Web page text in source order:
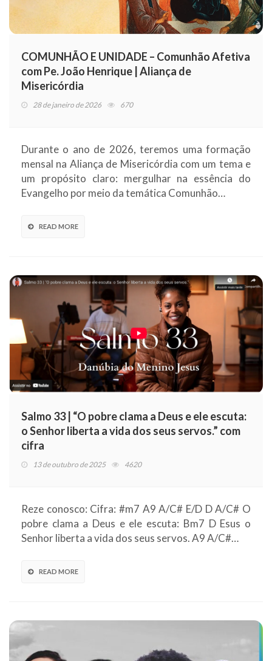
COMUNHÃO E UNIDADE – Comunhão Afetiva
com Pe. João Henrique | Aliança de
Misericórdia
28 de janeiro de 2026 670
Durante o ano de 2026, teremos uma formação
mensal na Aliança de Misericórdia com um tema e
um propósito claro: mergulhar na essência do
Evangelho por meio da temática Comunhão…
READ MORE
Salmo 33 | “O pobre clama a Deus e ele escuta:
o Senhor liberta a vida dos seus servos.” com
cifra
13 de outubro de 2025 4620
Reze conosco: Cifra: #m7 A9 A/C# E/D D A/C# O
pobre clama a Deus e ele escuta: Bm7 D Esus o
Senhor liberta a vida dos seus servos. A9 A/C#…
READ MORE